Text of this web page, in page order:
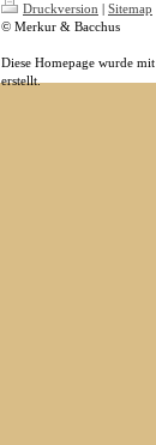
Druckversion | Sitemap
© Merkur & Bacchus
Diese Homepage wurde mit
erstellt.